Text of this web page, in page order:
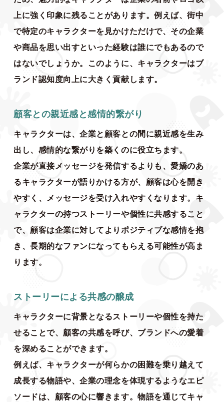
上に強く印象に残ることがあります。例えば、街中
で特定のキャラクターを見かけただけで、その企業
や商品を思い出すといった経験は誰にでもあるので
はないでしょうか。このように、キャラクターはブ
ランド認知度向上に大きく貢献します。
顧客との親近感と感情的繋がり
キャラクターは、企業と顧客との間に親近感を生み
出し、感情的な繋がりを築くのに役立ちます。
企業が直接メッセージを発信するよりも、愛嬌のあ
るキャラクターが語りかける方が、顧客は心を開き
やすく、メッセージを受け入れやすくなります。キ
ャラクターの持つストーリーや個性に共感すること
で、顧客は企業に対してよりポジティブな感情を抱
き、長期的なファンになってもらえる可能性が高ま
ります。
ストーリーによる共感の醸成
キャラクターに背景となるストーリーや個性を持た
せることで、顧客の共感を呼び、ブランドへの愛着
を深めることができます。
例えば、キャラクターが何らかの困難を乗り越えて
成長する物語や、企業の理念を体現するようなエピ
ソードは、顧客の心に響きます。物語を通じてキャ